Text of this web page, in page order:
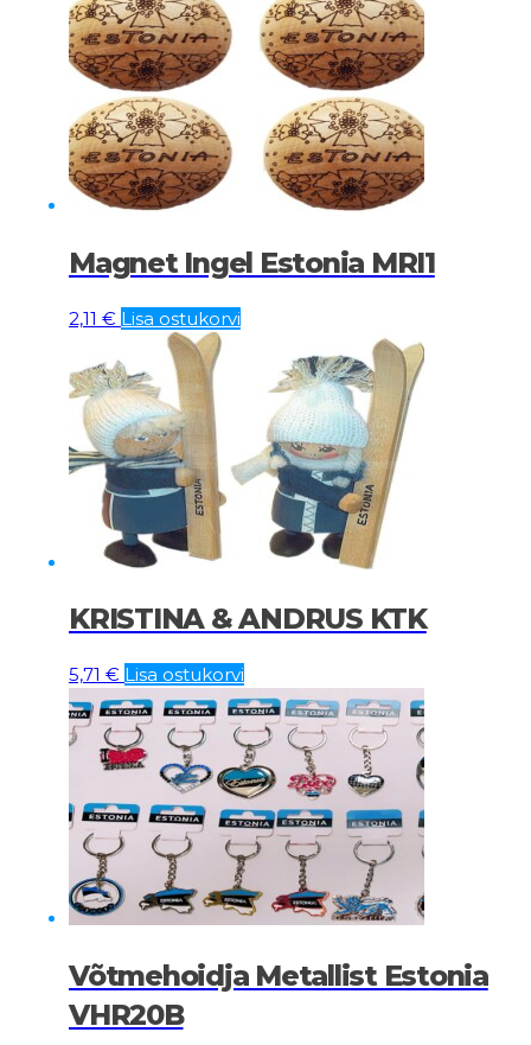
Magnet Ingel Estonia MRI1
2,11 € Lisa ostukorvi
KRISTINA & ANDRUS KTK
5,71 € Lisa ostukorvi
Võtmehoidja Metallist Estonia
VHR20B